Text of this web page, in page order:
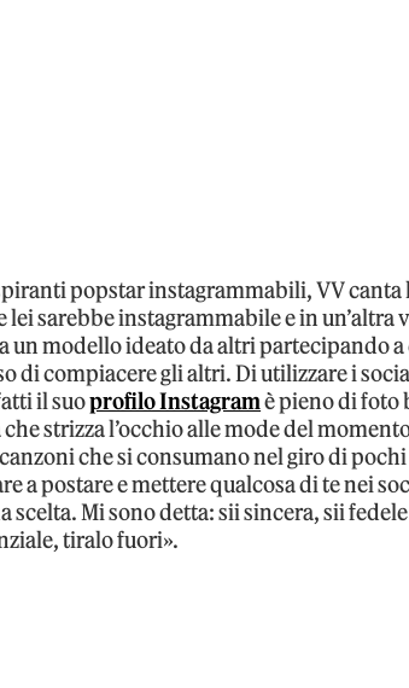
popstar instagrammabili, VV canta
sarebbe instagrammabile e in un’altra
un modello ideato da altri partecipando
di compiacere gli altri. Di utilizzare i
il suoprofilo Instagramè pieno di foto
che strizza l’occhio alle mode del
che si consumano nel giro di
a postare e mettere qualcosa di te nei
Mi sono detta: sii sincera, sii fedele
tiralo fuori».